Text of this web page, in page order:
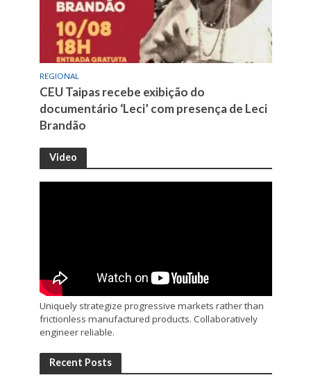
REGIONAL
CEU Taipas recebe exibição do
documentário ‘Leci’ com presença de Leci
Brandão
Video
Uniquely strategize progressive markets rather than
frictionless manufactured products. Collaboratively
engineer reliable.
Recent Posts